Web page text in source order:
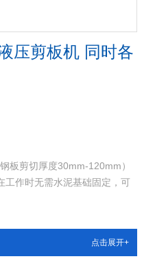
压剪板机 同时各
板剪切厚度30mm-120mm）
工作时无需水泥基础固定，可
点击展开+